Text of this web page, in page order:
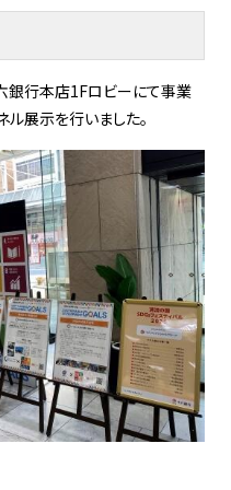
銀行本店1Fロビーにて事業
展示を行いました。